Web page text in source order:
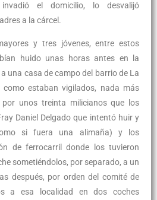
el domicilio, lo desvalijó
a la cárcel.
y tres jóvenes, entre estos
huido unas horas antes en la
una casa de campo del barrio de La
como estaban vigilados, nada más
por unos treinta milicianos que los
Daniel Delgado que intentó huir y
si fuera una alimaña) y los
de ferrocarril donde los tuvieron
sometiéndolos, por separado, a un
después, por orden del comité de
a esa localidad en dos coches